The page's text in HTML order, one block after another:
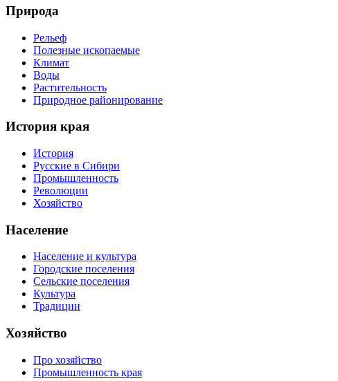
Природа
Рельеф
Полезные ископаемые
Климат
Воды
Растительность
Природное районирование
История края
История
Русские в Сибири
Промышленность
Революции
Хозяйство
Население
Население и культура
Городские поселения
Сельские поселения
Культура
Традиции
Хозяйство
Про хозяйство
Промышленность края